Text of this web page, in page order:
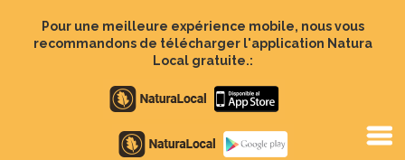
contenu
Pour une meilleure expérience mobile, nous vous
recommandons de télécharger l'application Natura
Local gratuite.:
Apple
store
Google
Play